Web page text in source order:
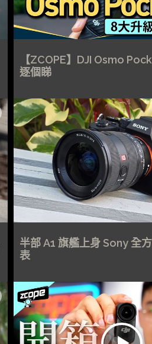
【ZCOPE】DJI Osmo
逐個睇
半部 A1 旗艦上身 Sony 全
表